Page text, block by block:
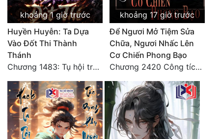
Thanh Xuân
Tiên Hiệp
Tiểu Thuyết
Trinh Thám
Triều Đấu
Trùng Sinh
Trọng Sinh
khoảng 1 giờ trước
Huyền Huyễn: Ta Dựa
Vào Đốt Thi Thành
Thánh
Chương 1483: Tụ hội trước đại chiến
khoảng 17 giờ trước
Để Ngươi Mở Tiệm Sửa
Chữa, Ngươi Nhấc Lên
Cơ Chiến Phong Bạo
Chương 2420 Công tích vĩ đại!! Cơ Tu Chi Thần?!